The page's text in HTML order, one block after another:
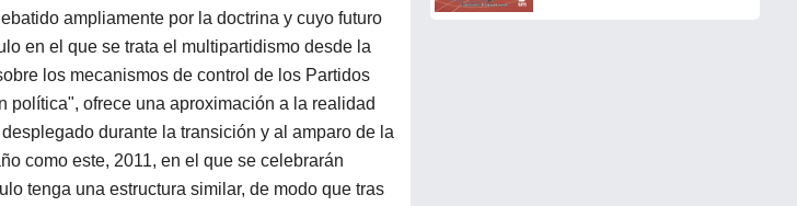
ampliamente por la doctrina y cuyo futuro
en el que se trata el multipartidismo desde la
los mecanismos de control de los Partidos
política", ofrece una aproximación a la realidad
durante la transición y al amparo de la
como este, 2011, en el que se celebrarán
tenga una estructura similar, de modo que tras